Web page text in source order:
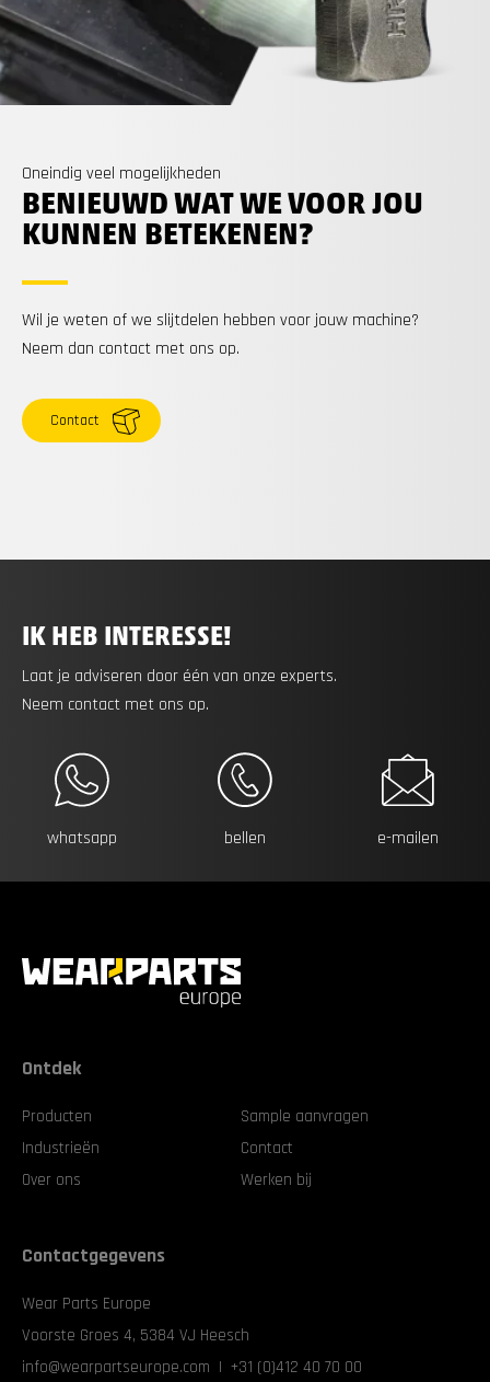
Oneindig veel mogelijkheden
BENIEUWD WAT WE VOOR JOU
KUNNEN BETEKENEN?
Wil je weten of we slijtdelen hebben voor jouw machine?
Neem dan contact met ons op.
Contact
IK HEB INTERESSE!
Laat je adviseren door één van onze experts.
Neem contact met ons op.
whatsapp bellen e-mailen
Ontdek
Producten
Industrieën
Over ons
Sample aanvragen
Contact
Werken bij
Contactgegevens
Wear Parts Europe
Voorste Groes 4, 5384 VJ Heesch
info@wearpartseurope.com | +31 (0)412 40 70 00